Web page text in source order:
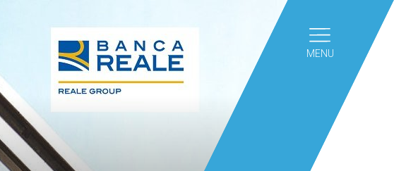
MENU
News Contatti
Condominio
ascensori